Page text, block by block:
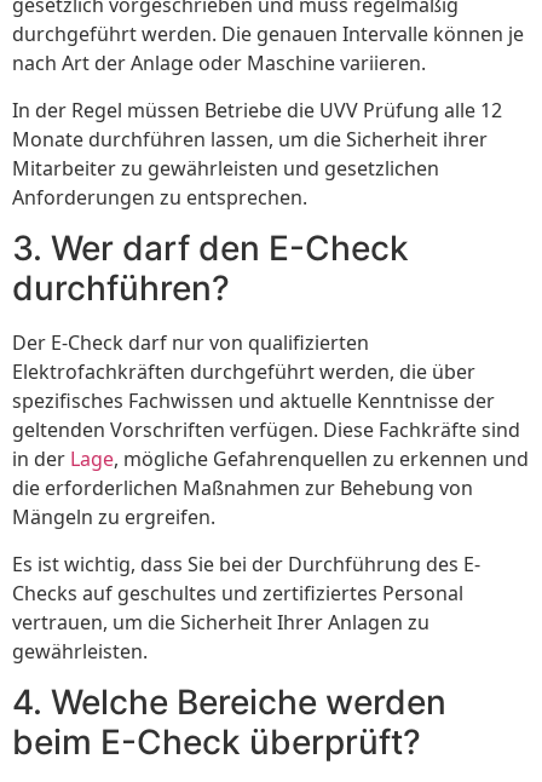
gesetzlich vorgeschrieben und muss regelmäßig
durchgeführt werden. Die genauen Intervalle können je
nach Art der Anlage oder Maschine variieren.
In der Regel müssen Betriebe die UVV Prüfung alle 12
Monate durchführen lassen, um die Sicherheit ihrer
Mitarbeiter zu gewährleisten und gesetzlichen
Anforderungen zu entsprechen.
3. Wer darf den E-Check
durchführen?
Der E-Check darf nur von qualifizierten
Elektrofachkräften durchgeführt werden, die über
spezifisches Fachwissen und aktuelle Kenntnisse der
geltenden Vorschriften verfügen. Diese Fachkräfte sind
in der Lage, mögliche Gefahrenquellen zu erkennen und
die erforderlichen Maßnahmen zur Behebung von
Mängeln zu ergreifen.
Es ist wichtig, dass Sie bei der Durchführung des E-
Checks auf geschultes und zertifiziertes Personal
vertrauen, um die Sicherheit Ihrer Anlagen zu
gewährleisten.
4. Welche Bereiche werden
beim E-Check überprüft?